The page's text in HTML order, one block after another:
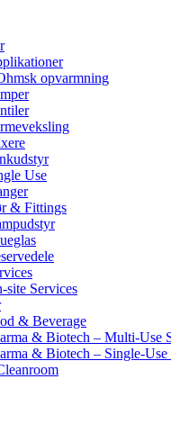
opvarmning
Use
& Fittings
site Services
& Beverage
& Biotech – Multi-Use
& Biotech – Single-Use